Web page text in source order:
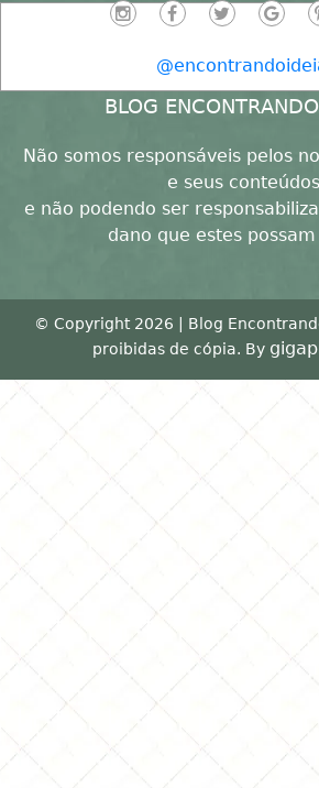
BLOG
Não somos responsáveis pelos
e seus
e não podendo ser
dano que estes
© Copyright 2026 | Blog
proibidas de cópia. By